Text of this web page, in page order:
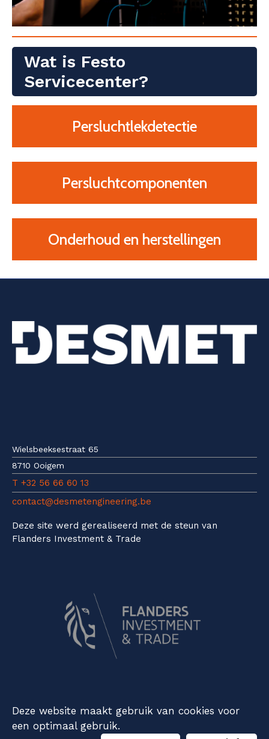
Deze website maakt gebruik van cookies voor
een optimaal gebruik.
Wat is Festo
Servicecenter?
Persluchtlekdetectie
Persluchtcomponenten
Onderhoud en herstellingen
Wielsbeeksestraat 65
8710 Ooigem
T +32 56 66 60 13
contact@desmetengineering.be
Deze site werd gerealiseerd met de steun van
Flanders Investment & Trade
Privacy Cookieverklaring Disclaimer
webdesign © cdesign.be